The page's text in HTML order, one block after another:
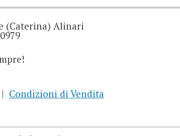
(Caterina) Alinari
Condizioni di Vendita